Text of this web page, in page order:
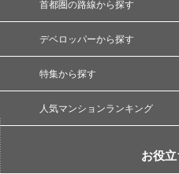
首都圏の路線から探す
デベロッパーから探す
特集から探す
人気マンションランキング
お役